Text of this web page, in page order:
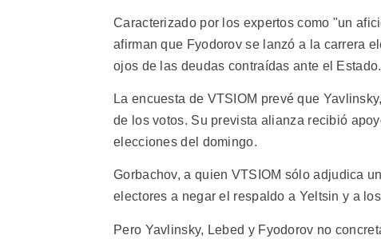
Caracterizado por los expertos como "un
afirman que Fyodorov se lanzó a la carrera
ojos de las deudas contraídas ante el Estado.
La encuesta de VTSIOM prevé que
de los votos. Su prevista alianza recibió
elecciones del domingo.
Gorbachov, a quien VTSIOM sólo adjudica
electores a negar el respaldo a Yeltsin y a
Pero Yavlinsky, Lebed y Fyodorov no